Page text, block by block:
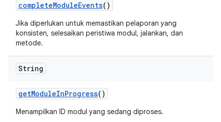
completeModuleEvents()
Jika diperlukan untuk memastikan pelaporan yang
konsisten, selesaikan peristiwa modul, jalankan, dan
metode.
String
getModuleInProgress()
Menampilkan ID modul yang sedang diproses.